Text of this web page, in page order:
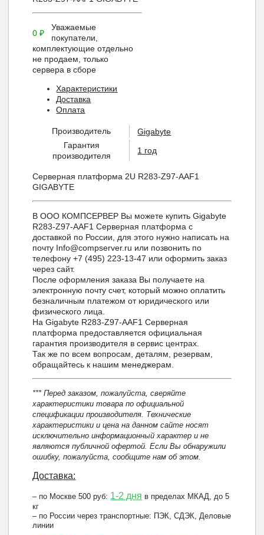
0₽
Уважаемые
покупатели,
комплектующие отдельно
не продаем, только
сервера в сборе
Характеристики
Доставка
Оплата
Производитель
Gigabyte
Гарантия
производителя
1 год
Серверная платформа 2U R283-Z97-AAF1
GIGABYTE
В ООО КОМПСЕРВЕР Вы можете купить Gigabyte
R283-Z97-AAF1 Серверная платформа с
доставкой по России, для этого нужно написать на
почту Info@compserver.ru или позвонить по
телефону +7 (495) 223-13-47 или оформить заказ
через сайт.
После оформления заказа Вы получаете на
электронную почту счет, который можно оплатить
безналичным платежом от юридического или
физического лица.
На Gigabyte R283-Z97-AAF1 Серверная
платформа предоставляется официальная
гарантия производителя в сервис центрах.
Так же по всем вопросам, деталям, резервам,
обращайтесь к нашим менеджерам.
*** Перед заказом, пожалуйста, сверяйте
характеристики товара по официальной
спецификации производителя. Технические
характеристики и цена на данном сайте носят
исключительно информационный характер и не
являются публичной офертой. Если Вы обнаружили
ошибку, пожалуйста, сообщите нам об этом.
Доставка:
– по Москве 500 руб: 1-2 дня в пределах МКАД, до 5
кг
– по России через транспортные: ПЭК, СДЭК, Деловые
линии